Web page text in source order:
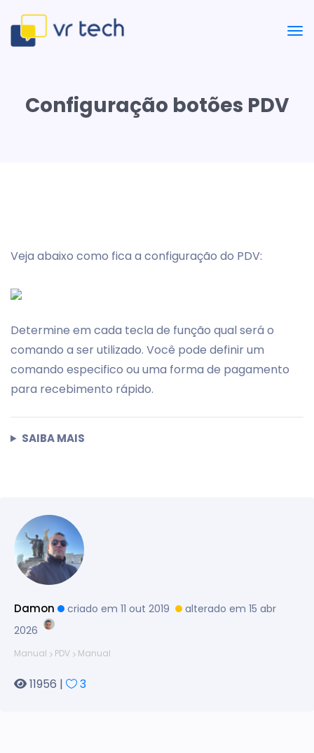
Configuração botões PDV
Veja abaixo como fica a configuração do PDV:
Determine em cada tecla de função qual será o
comando a ser utilizado. Você pode definir um
comando especifico ou uma forma de pagamento
para recebimento rápido.
SAIBA MAIS
Damon criado em 11 out 2019
alterado em 15 abr
2026
Manual PDV Manual
11956 | 3